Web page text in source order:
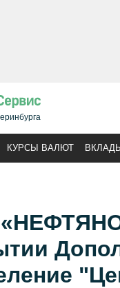
КУРСЫ ВАЛЮТ ВКЛАДЫ